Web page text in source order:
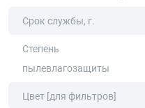
Срок службы, г.
Степень
пылевлагозащиты
Цвет [для фильтров]